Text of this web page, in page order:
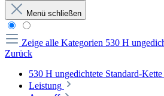
Menü schließen
Zeige alle Kategorien 530 H
Zurück
530 H ungedichtete Standard-Kette
Leistung